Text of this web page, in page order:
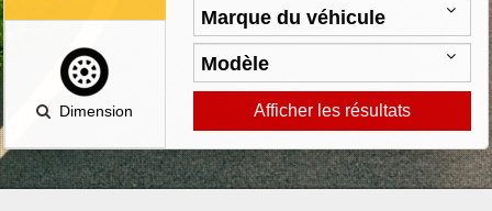
Dimension Afficher les résultats